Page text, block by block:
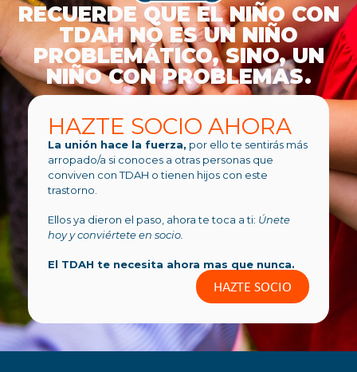
RECUERDE QUE EL NIÑO CON
TDAH NO ES UN NIÑO
PROBLEMÁTICO, SINO, UN
NIÑO CON PROBLEMAS.
HAZTE SOCIO AHORA
La unión hace la fuerza, por ello te sentirás más
arropado/a si conoces a otras personas que
conviven con TDAH o tienen hijos con este
trastorno.
Ellos ya dieron el paso, ahora te toca a ti: Únete
hoy y conviértete en socio.
El TDAH te necesita ahora mas que nunca.
HAZTE SOCIO